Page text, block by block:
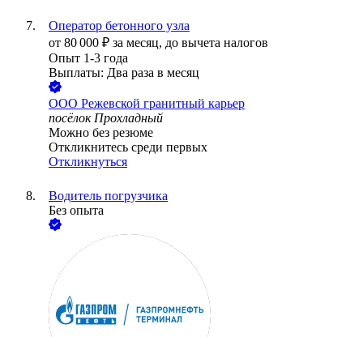
Оператор бетонного узла
от 80 000 ₽ за месяц, до вычета налогов
Опыт 1-3 года
Выплаты: Два раза в месяц
ООО Режевской гранитный карьер
посёлок Прохладный
Можно без резюме
Откликнитесь среди первых
Откликнуться
Водитель погрузчика
Без опыта